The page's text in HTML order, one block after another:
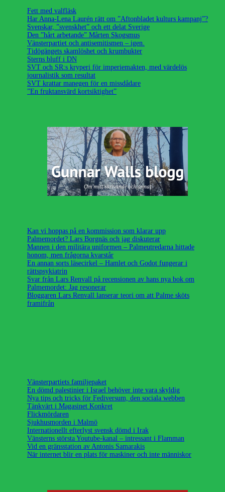
Fett med valfläsk
Har Anna-Lena Laurén rätt om ”Aftonbladet kulturs kampanj”?
Svenskar, ”svenskhet” och ett delat Sverige
Den ”hårt arbetande” Mårten Skogsmus
Vänsterpartiet och antisemitismen – igen.
Tidögängets skamlöshet och krumbukter
Sterns bluff i DN
SVT och SR:s kryperi för imperiemakten, med värdelös
journalistik som resultat
SVT krattar manegen för en missdådare
”En fruktansvärd kortsiktighet”
Kan vi hoppas på en kommission som klarar upp
Palmemordet? Lars Borgnäs och jag diskuterar
Mannen i den militära uniformen – Palmeutredarna hittade
honom, men frågorna kvarstår
En annan sorts läsecirkel – Hamlet och Godot fungerar i
rättspsykiatrin
Svar från Lars Renvall på recensionen av hans nya bok om
Palmemordet: Jag resonerar
Bloggaren Lars Renvall lanserar teori om att Palme sköts
framifrån
Vänsterpartiets familjepaket
En dömd palestinier i Israel behöver inte vara skyldig
Nya tips och tricks för Fediversum, den sociala webben
Tänkvärt i Magasinet Konkret
Flickmördaren
Sjukhusmorden i Malmö
Internationellt efterlyst svensk dömd i Irak
Vänsterns största Youtube-kanal – intressant i Flamman
Vid en gränsstation av Antonis Samarakis
När internet blir en plats för maskiner och inte människor